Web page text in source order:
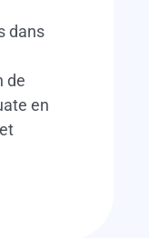
dans
de
en